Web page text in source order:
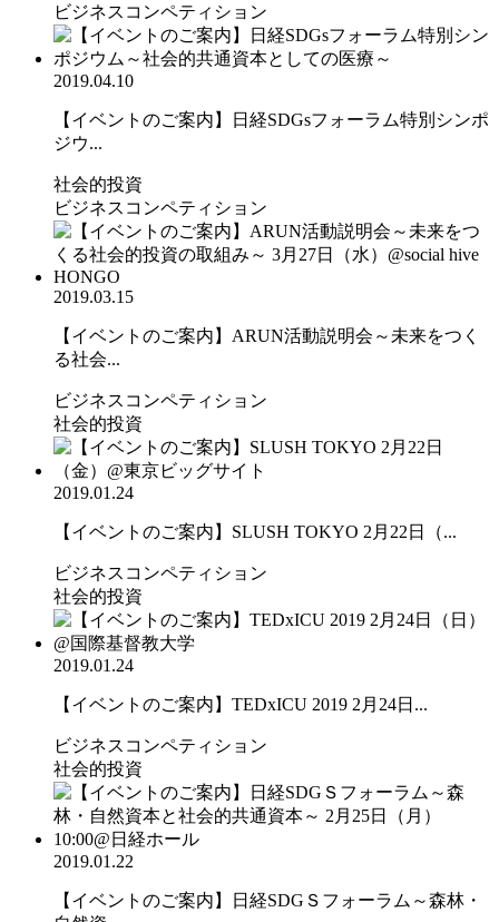
ビジネスコンペティション
2019.04.10
【イベントのご案内】日経SDGsフォーラム特別シンポ
ジウ...
社会的投資
ビジネスコンペティション
2019.03.15
【イベントのご案内】ARUN活動説明会～未来をつく
る社会...
ビジネスコンペティション
社会的投資
2019.01.24
【イベントのご案内】SLUSH TOKYO 2月22日（...
ビジネスコンペティション
社会的投資
2019.01.24
【イベントのご案内】TEDxICU 2019 2月24日...
ビジネスコンペティション
社会的投資
2019.01.22
【イベントのご案内】日経SDGＳフォーラム～森林・